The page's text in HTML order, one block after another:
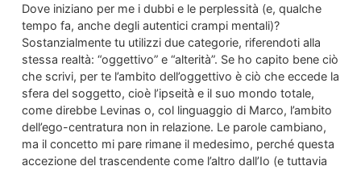
Dove iniziano per me i dubbi e le perplessità (e, qualche
tempo fa, anche degli autentici crampi mentali)?
Sostanzialmente tu utilizzi due categorie, riferendoti alla
stessa realtà: “oggettivo” e “alterità”. Se ho capito bene ciò
che scrivi, per te l’ambito dell’oggettivo è ciò che eccede la
sfera del soggetto, cioè l’ipseità e il suo mondo totale,
come direbbe Levinas o, col linguaggio di Marco, l’ambito
dell’ego-centratura non in relazione. Le parole cambiano,
ma il concetto mi pare rimane il medesimo, perché questa
accezione del trascendente come l’altro dall’Io (e tuttavia